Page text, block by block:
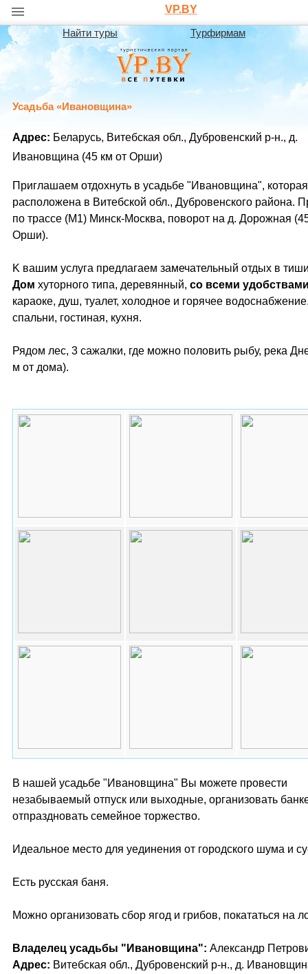
VP.BY
Найти туры Турфирмам
Усадьба «Ивановщина»
Адрес: Беларусь, Витебская обл., Дубровенский р-н., д.
Ивановщина (45 км от Орши)
Приглашаем отдохнуть в усадьбе "Ивановщина", которая
расположена в Витебской обл., Дубровенского района.
по трассе (М1) Минск-Москва, поворот на д. Дорожная
Орши).
K вашим услуга предлагаем замечательный отдых в
Дом хуторного типа, деревянный, со всеми
караоке, душ, туалет, холодное и горячее
спальни, гостиная, кухня.
Рядом лес, 3 сажалки, где можно половить рыбу, река
м от дома).
В нашей усадьбе "Ивановщина" Вы можете провести
незабываемый отпуск или выходные, организовать
отпраздновать семейное торжество.
Идеальное место для уединения от городского шума и
Есть русская баня.
Можно организовать сбор ягод и грибов, покататься на
Владелец усадьбы "Ивановщина": Александр
Адрес: Витебская обл., Дубровенский р-н., д.